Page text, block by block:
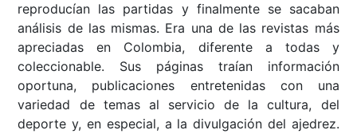
reproducían las partidas y finalmente se sacaban
análisis de las mismas. Era una de las revistas más
apreciadas en Colombia, diferente a todas y
coleccionable. Sus páginas traían información
oportuna, publicaciones entretenidas con una
variedad de temas al servicio de la cultura, del
deporte y, en especial, a la divulgación del ajedrez.